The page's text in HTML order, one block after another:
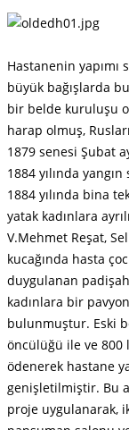
Hastanenin
büyük bağışlarda
bir belde kuruluşu
harap olmuş,
1879 senesi Şubat
1884 yılında
1884 yılında bina
yatak kadınlara
V.Mehmet Reşat,
kucağında hasta
duygulanan
kadınlara bir
bulunmuştur. Eski
öncülüğü ile ve 800
ödenerek hastane
genişletilmiştir. Bu
proje uygulanarak,